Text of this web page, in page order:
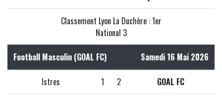
Classement Lyon La Duchère : 1er
National 3
Football Masculin (GOAL FC) Samedi 16 Mai 2026
Istres 1 2 GOAL FC